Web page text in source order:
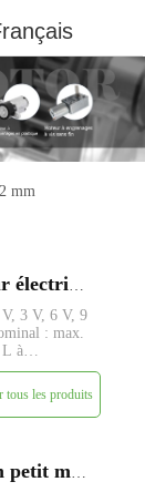
mm
3 V, 6 V, 9
: max.
à
D-cut
;
tous les produits